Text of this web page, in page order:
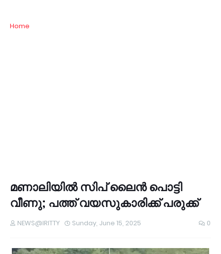
Home
മണാലിയിൽ സിപ് ലൈൻ പൊട്ടി
വീണു; പത്ത് വയസുകാരിക്ക് പരുക്ക്
NEWS@IRITTY Sunday, June 15, 2025 0